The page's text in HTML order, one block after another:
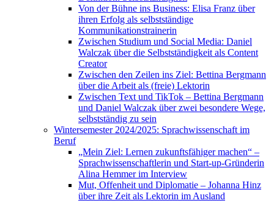
Von der Bühne ins Business: Elisa Franz über
ihren Erfolg als selbstständige
Kommunikationstrainerin
Zwischen Studium und Social Media: Daniel
Walczak über die Selbstständigkeit als Content
Creator
Zwischen den Zeilen ins Ziel: Bettina Bergmann
über die Arbeit als (freie) Lektorin
Zwischen Text und TikTok – Bettina Bergmann
und Daniel Walczak über zwei besondere Wege,
selbstständig zu sein
Wintersemester 2024/2025: Sprachwissenschaft im
Beruf
„Mein Ziel: Lernen zukunftsfähiger machen“ –
Sprachwissenschaftlerin und Start-up-Gründerin
Alina Hemmer im Interview
Mut, Offenheit und Diplomatie – Johanna Hinz
über ihre Zeit als Lektorin im Ausland